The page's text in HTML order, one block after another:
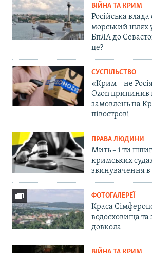
ВІЙНА ТА КРИМ
Російська
морський шлях
БпЛА до
це?
СУСПІЛЬСТВО
«Крим – не
Ozon
замовлень на
півострові
ПРАВА ЛЮДИНИ
Мить – і ти
кримських
звинувачення в
ФОТОГАЛЕРЕЇ
Краса
водосховища та
довкола